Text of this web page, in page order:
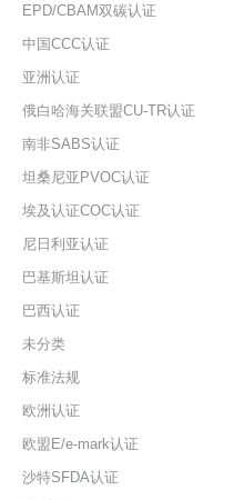
EPD/CBAM双碳认证
中国CCC认证
亚洲认证
俄白哈海关联盟CU-TR认证
南非SABS认证
坦桑尼亚PVOC认证
埃及认证COC认证
尼日利亚认证
巴基斯坦认证
巴西认证
未分类
标准法规
欧洲认证
欧盟E/e-mark认证
沙特SFDA认证